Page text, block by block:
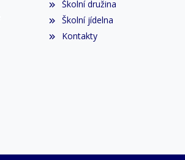
Školní družina
Školní jídelna
Kontakty